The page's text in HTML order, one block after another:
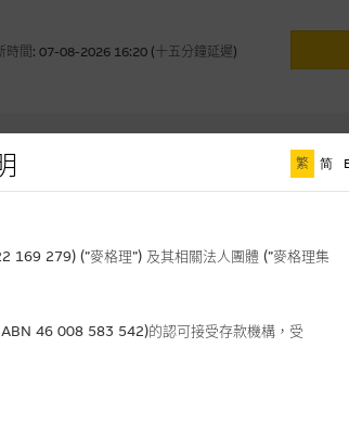
時間: 07-08-2026 16:20 (十五分鐘延遲)
繁 简
279) (”麥格理”) 及其相關法人團體 (”麥格理集
46 008 583 542)的認可接受存款機構，受